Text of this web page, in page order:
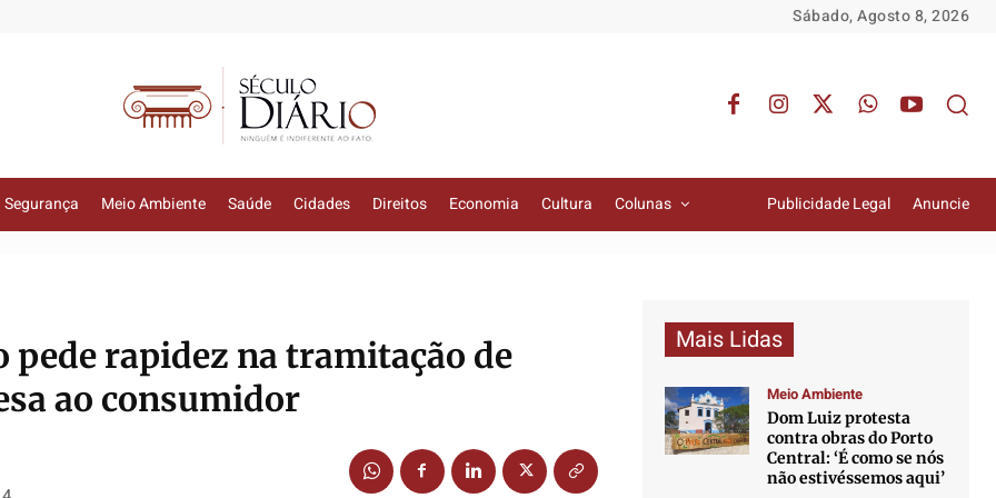
Sábado, Agosto 8, 2026
Segurança Meio Ambiente Saúde Cidades Direitos Economia Cultura Colunas Publicidade Legal Anuncie
pede rapidez na tramitação de
ao consumidor
Mais Lidas
Meio Ambiente
Dom Luiz protesta
contra obras do Porto
Central: ‘É como se nós
não estivéssemos aqui’